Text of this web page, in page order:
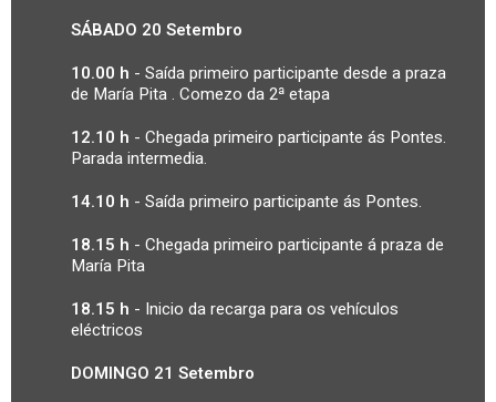
SÁBADO 20 Setembro
10.00 h - Saída primeiro participante desde a praza
de María Pita. Comezo da 2ª etapa
12.10 h - Chegada primeiro participante ás Pontes.
Parada intermedia.
14.10 h - Saída primeiro participante ás Pontes.
18.15 h - Chegada primeiro participante á praza de
María Pita
18.15 h - Inicio da recarga para os vehículos
eléctricos
DOMINGO 21 Setembro